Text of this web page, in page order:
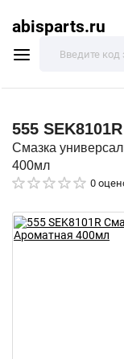
abisparts.ru
555 SEK8101R
Смазка
400мл
0